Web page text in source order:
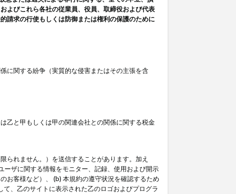
よびこれら各社の従業員、役員、取締役および代表
請求の行使もしくは防御または権利の保護のために
に関する紛争（実質的な侵害またはその主張を含
乙と甲もしくは甲の関連会社との関係に関する税金
られません。）を送信することがあります。加え
ザに関する情報をモニター、記録、使用および開示
お客様など）、 (b) 本規約の遵守状況を確認するため
、乙のサイトに表示された乙のロゴおよびプログラ